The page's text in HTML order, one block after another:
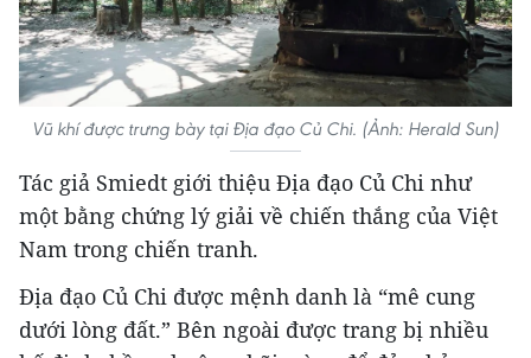
Vũ khí được trưng bày tại Địa đạo Củ Chi. (Ảnh: Herald Sun)
Tác giả Smiedt giới thiệu Địa đạo Củ Chi như
một bằng chứng lý giải về chiến thắng của Việt
Nam trong chiến tranh.
Địa đạo Củ Chi được mệnh danh là “mê cung
dưới lòng đất.” Bên ngoài được trang bị nhiều